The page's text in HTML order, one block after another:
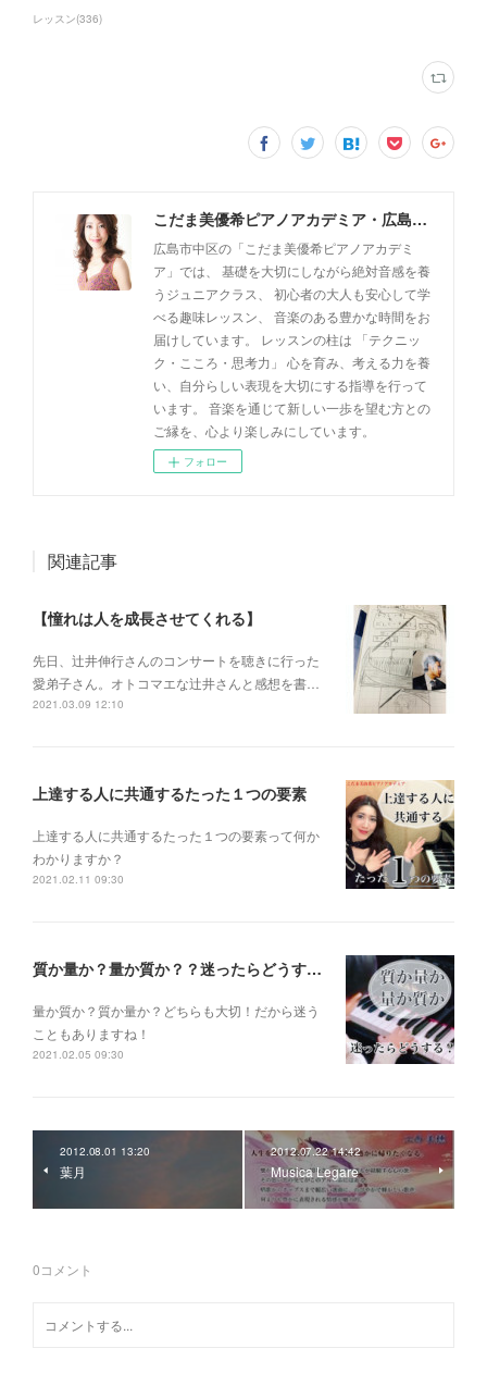
レッスン(336)
こだま美優希ピアノアカデミア・広島市中区
広島市中区の「こだま美優希ピアノアカデミ
ア」では、 基礎を大切にしながら絶対音感を養
うジュニアクラス、 初心者の大人も安心して学
べる趣味レッスン、 音楽のある豊かな時間をお
届けしています。 レッスンの柱は 「テクニッ
ク・こころ・思考力」 心を育み、考える力を養
い、自分らしい表現を大切にする指導を行って
います。 音楽を通じて新しい一歩を望む方との
ご縁を、心より楽しみにしています。
フォロー
関連記事
【憧れは人を成長させてくれる】
先日、辻井伸行さんのコンサートを 聴きに行った
愛弟子さん。 オトコマエな辻井さんと 感想を書…
2021.03.09 12:10
上達する人に共通するたった１つの要素
上達する人に共通するたった１つの要素って何か
わかりますか？
2021.02.11 09:30
質か量か？量か質か？？迷ったらどうする？？？
量か質か？ 質か量か？ どちらも大切！だから迷う
こともありますね！
2021.02.05 09:30
2012.08.01 13:20
葉月
2012.07.22 14:42
Musica Legare
0コメント